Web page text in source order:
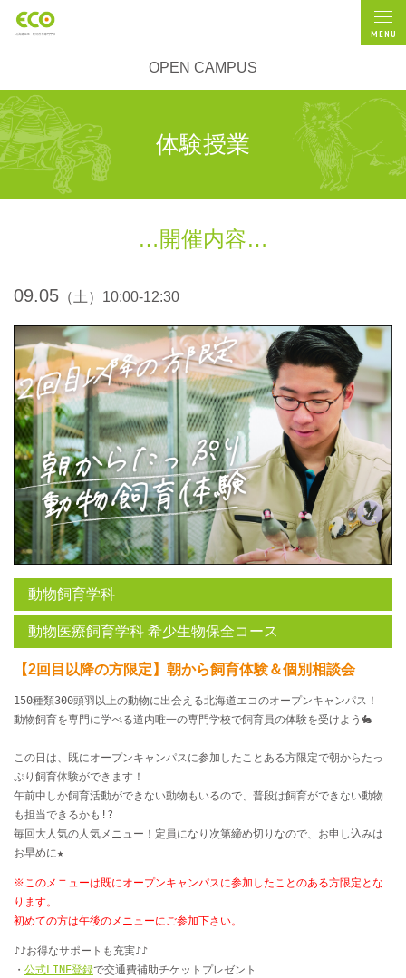
MENU
OPEN CAMPUS
体験授業
開催内容
09.05 （土）10:00-12:30
動物飼育学科
動物医療飼育学科 希少生物保全コース
【2回目以降の方限定】朝から飼育体験＆個別相談会
150種類300頭羽以上の動物に出会える北海道エコのオープンキャンパス！
動物飼育を専門に学べる道内唯一の専門学校で飼育員の体験を受けよう🐇
この日は、既にオープンキャンパスに参加したことある方限定で朝からたっ
ぷり飼育体験ができます！
午前中しか飼育活動ができない動物もいるので、普段は飼育ができない動物
も担当できるかも!?
毎回大人気の人気メニュー！定員になり次第締め切りなので、お申し込みは
お早めに★
※このメニューは既にオープンキャンパスに参加したことのある方限定とな
ります。
初めての方は午後のメニューにご参加下さい。
♪♪お得なサポートも充実♪♪
・ 公式LINE登録で交通費補助チケットプレゼント